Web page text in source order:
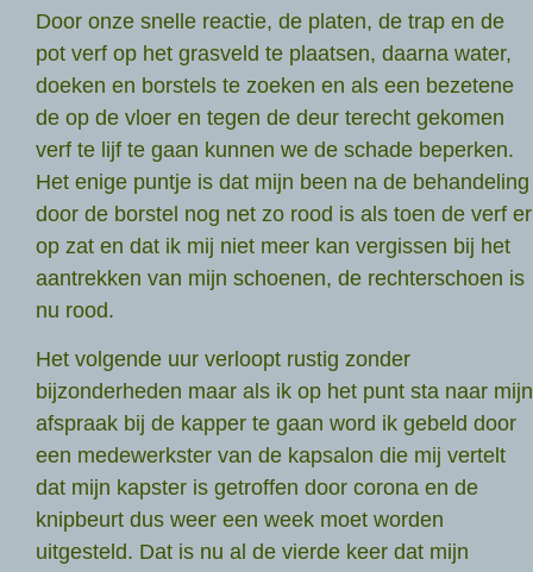
Door onze snelle reactie, de platen, de trap en de
pot verf op het grasveld te plaatsen, daarna water,
doeken en borstels te zoeken en als een bezetene
de op de vloer en tegen de deur terecht gekomen
verf te lijf te gaan kunnen we de schade beperken.
Het enige puntje is dat mijn been na de behandeling
door de borstel nog net zo rood is als toen de verf er
op zat en dat ik mij niet meer kan vergissen bij het
aantrekken van mijn schoenen, de rechterschoen is
nu rood.
Het volgende uur verloopt rustig zonder
bijzonderheden maar als ik op het punt sta naar mijn
afspraak bij de kapper te gaan word ik gebeld door
een medewerkster van de kapsalon die mij vertelt
dat mijn kapster is getroffen door corona en de
knipbeurt dus weer een week moet worden
uitgesteld. Dat is nu al de vierde keer dat mijn